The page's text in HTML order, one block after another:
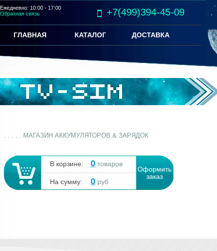
Ежедневно: 10:00 - 17:00
Обратная связь
+7(499)394-45-09
ГЛАВНАЯ КАТАЛОГ ДОСТАВКА
. . . . . МАГАЗИН АККУМУЛЯТОРОВ & ЗАРЯДОК
В корзине: 0 товаров
На сумму: 0 руб
Оформить
заказ